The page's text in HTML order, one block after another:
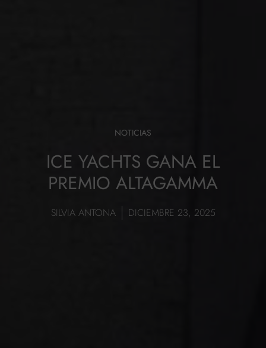
NOTICIAS
ICE YACHTS GANA EL
PREMIO ALTAGAMMA
SILVIA ANTONA DICIEMBRE 23, 2025